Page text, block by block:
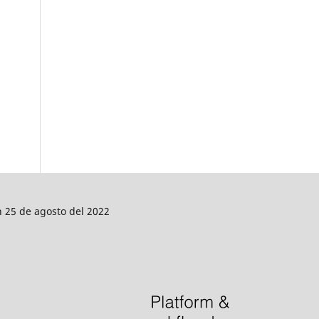
de agosto del 2022